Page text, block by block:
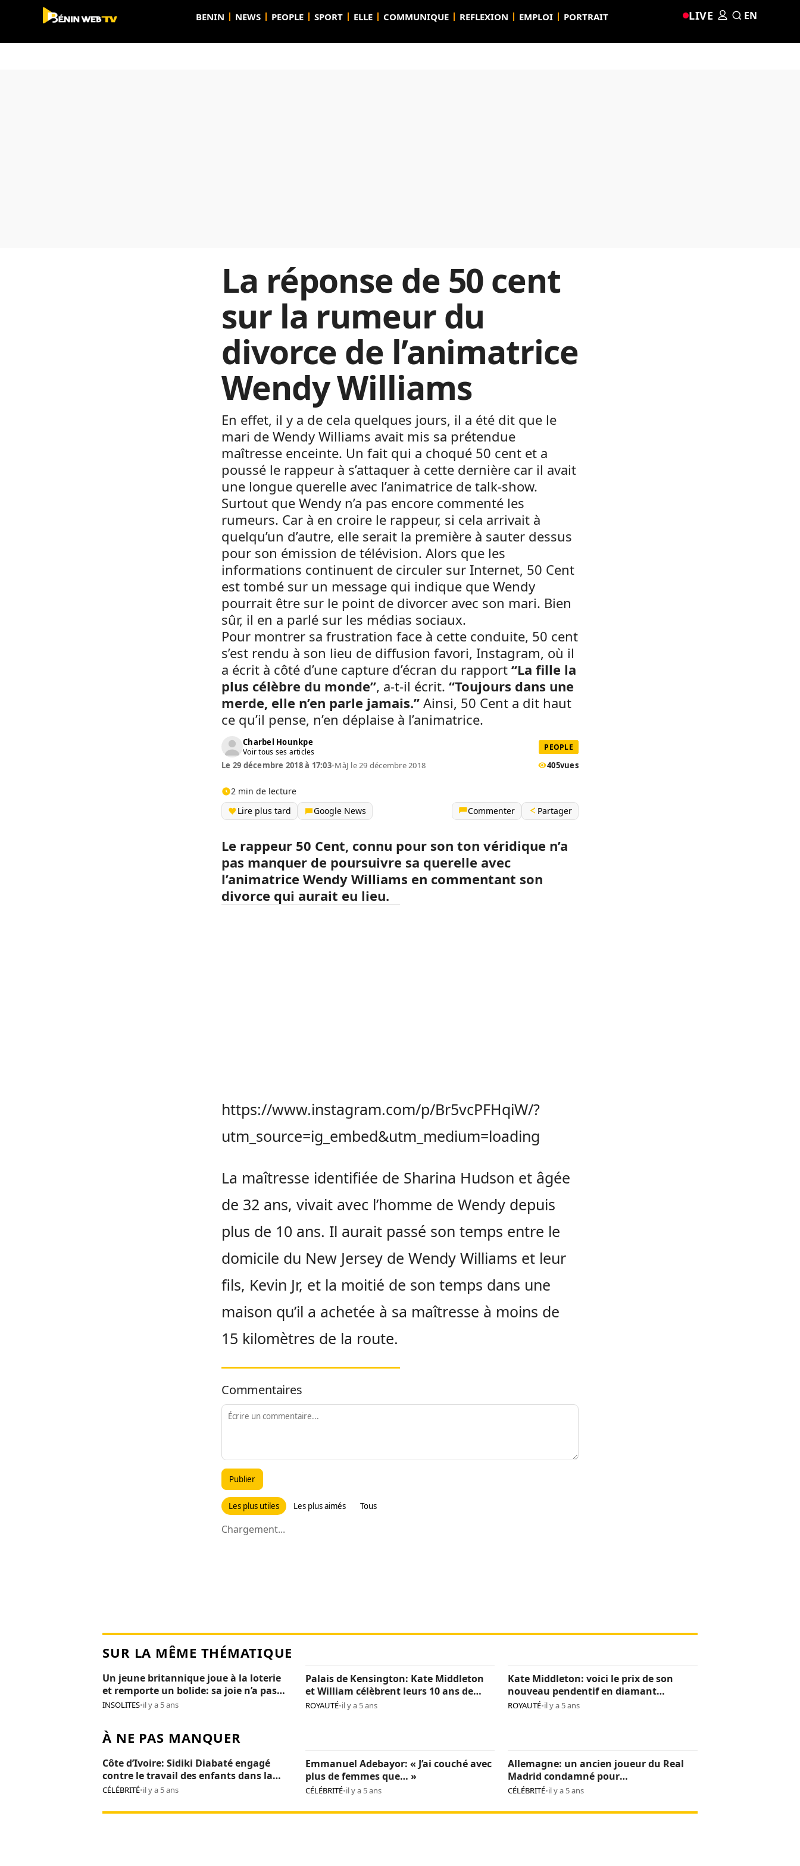
BENIN NEWS PEOPLE SPORT ELLE COMMUNIQUE REFLEXION EMPLOI PORTRAIT LIVE EN
La réponse de 50 cent
sur la rumeur du
divorce de l’animatrice
Wendy Williams
En effet, il y a de cela quelques jours, il a été dit que le
mari de Wendy Williams avait mis sa prétendue
maîtresse enceinte. Un fait qui a choqué 50 cent et a
poussé le rappeur à s’attaquer à cette dernière car il avait
une longue querelle avec l’animatrice de talk-show.
Surtout que Wendy n’a pas encore commenté les
rumeurs. Car à en croire le rappeur, si cela arrivait à
quelqu’un d’autre, elle serait la première à sauter dessus
pour son émission de télévision. Alors que les
informations continuent de circuler sur Internet, 50 Cent
est tombé sur un message qui indique que Wendy
pourrait être sur le point de divorcer avec son mari. Bien
sûr, il en a parlé sur les médias sociaux.
Pour montrer sa frustration face à cette conduite, 50 cent
s’est rendu à son lieu de diffusion favori, Instagram, où il
a écrit à côté d’une capture d’écran du rapport “La fille la
plus célèbre du monde”, a-t-il écrit. “Toujours dans une
merde, elle n’en parle jamais.” Ainsi, 50 Cent a dit haut
ce qu’il pense, n’en déplaise à l’animatrice.
Charbel Hounkpe
Voir tous ses articles PEOPLE
Le 29 décembre 2018 à 17:03•MàJ le 29 décembre 2018 405vues
2 min de lecture
Lire plus tard
Google News Commenter Partager
Le rappeur 50 Cent, connu pour son ton véridique n’a
pas manquer de poursuivre sa querelle avec
l’animatrice Wendy Williams en commentant son
divorce qui aurait eu lieu.
https://www.instagram.com/p/Br5vcPFHqiW/?
utm_source=ig_embed&utm_medium=loading
La maîtresse identifiée de Sharina Hudson et âgée
de 32 ans, vivait avec l’homme de Wendy depuis
plus de 10 ans. Il aurait passé son temps entre le
domicile du New Jersey de Wendy Williams et leur
fils, Kevin Jr, et la moitié de son temps dans une
maison qu’il a achetée à sa maîtresse à moins de
15 kilomètres de la route.
Commentaires
Publier
Les plus utiles Les plus aimés Tous
Chargement...
SUR LA MÊME THÉMATIQUE
Un jeune britannique joue à la loterie
et remporte un bolide: sa joie n’a pas
duré 24H
INSOLITES•il y a 5 ans
Palais de Kensington: Kate Middleton
et William célèbrent leurs 10 ans de
mariage (photos)
ROYAUTÉ•il y a 5 ans
Kate Middleton: voici le prix de son
nouveau pendentif en diamant
(photos)
ROYAUTÉ•il y a 5 ans
À NE PAS MANQUER
Côte d’Ivoire: Sidiki Diabaté engagé
contre le travail des enfants dans la
cacaoculture
CÉLÉBRITÉ•il y a 5 ans
Emmanuel Adebayor: « J’ai couché avec
plus de femmes que… »
CÉLÉBRITÉ•il y a 5 ans
Allemagne: un ancien joueur du Real
Madrid condamné pour
pédopornographie
CÉLÉBRITÉ•il y a 5 ans